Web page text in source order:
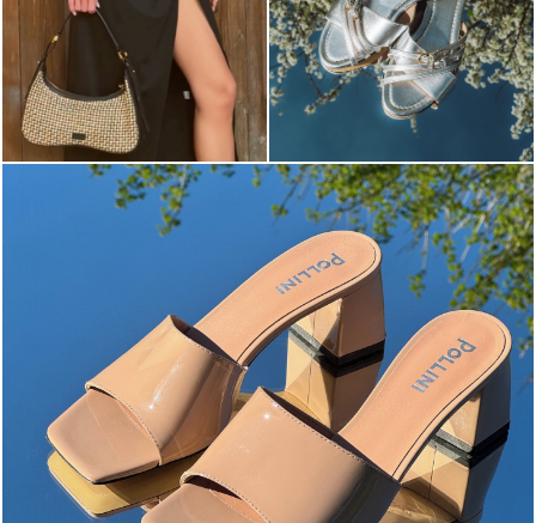
The most-wanted mules and sandals are now on sale. ...